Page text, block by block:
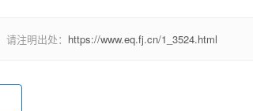
注明出处： https://www.eq.fj.cn/1_3524.html